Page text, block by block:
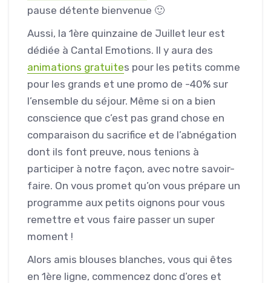
pause détente bienvenue 🙂
Aussi, la 1ère quinzaine de Juillet leur est
dédiée à Cantal Emotions. Il y aura des
animations gratuites pour les petits comme
pour les grands et une promo de -40% sur
l’ensemble du séjour. Même si on a bien
conscience que c’est pas grand chose en
comparaison du sacrifice et de l’abnégation
dont ils font preuve, nous tenions à
participer à notre façon, avec notre savoir-
faire. On vous promet qu’on vous prépare un
programme aux petits oignons pour vous
remettre et vous faire passer un super
moment !
Alors amis blouses blanches, vous qui êtes
en 1ère ligne, commencez donc d’ores et